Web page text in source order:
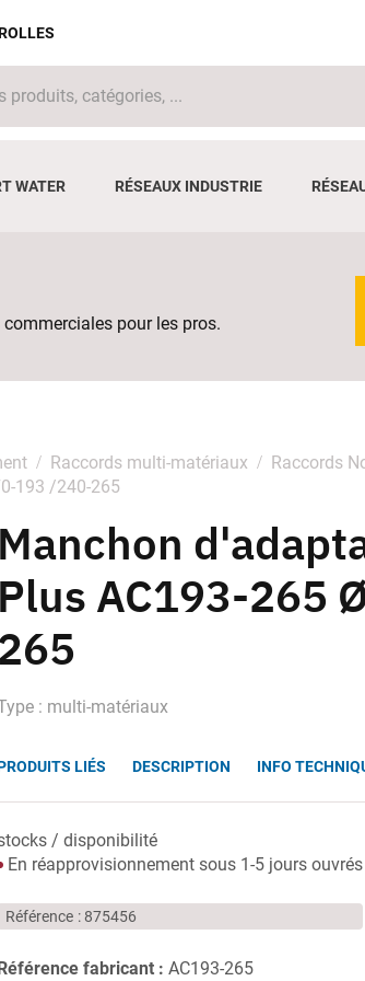
WATER RÉSEAUX INDUSTRIE
pour les pros.
Raccords multi-matériaux
Raccords
193 /240-265
Manchon
Plus AC193-265
265
: multi-matériaux
LIÉS DESCRIPTION INFO
/ disponibilité
En réapprovisionnement sous 1-5 jours ouvrés
Référence 875456
fabricant : AC193-265